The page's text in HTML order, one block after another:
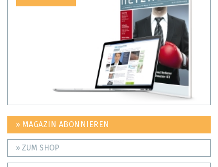
» MAGAZIN ABONNIEREN
» ZUM SHOP